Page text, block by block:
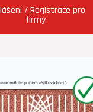
/ Registrace pro
firmy